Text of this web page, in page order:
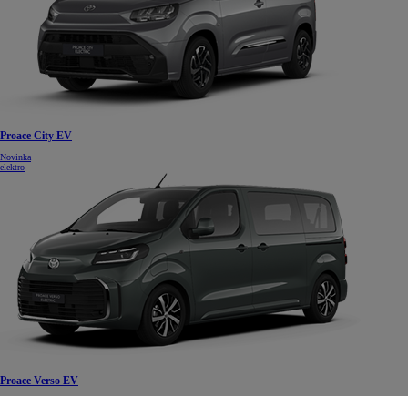
Proace City EV
Novinka
elektro
Proace Verso EV